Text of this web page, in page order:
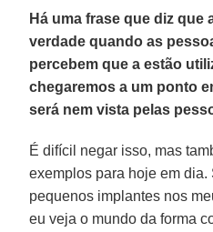
Há uma frase que diz
verdade quando as
percebem que a estão
chegaremos a um ponto
será nem vista pelas
É difícil negar isso, mas
exemplos para hoje em dia.
pequenos implantes nos
eu veja o mundo da forma